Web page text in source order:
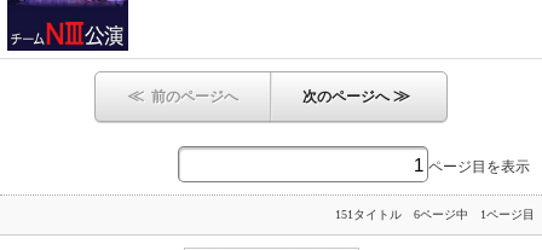
≪ 前のページへ 次のページへ≫
ページ目を表示
151タイトル 6ページ中 1ページ目